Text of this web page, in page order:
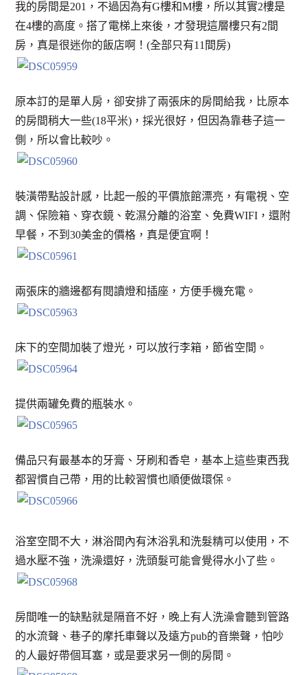
我的房間是201，不過因為有G樓和M樓，所以其實2樓是
在4樓的高度。搭了電梯上來後，才發現這層樓只有2間
房，真是很迷你的飯店啊！(全部只有11間房)
原本訂的是單人房，卻安排了兩張床的房間給我，比原本
的房間稍大一些(18平米)，採光很好，但因為靠巷子這一
側，所以會比較吵。
裝潢帶點設計感，比起一般的平價旅館漂亮，有電視、空
調、保險箱、穿衣鏡、乾濕分離的浴室、免費WIFI，還附
早餐，不到30美金的價格，真是便宜啊！
兩張床的牆邊都有閱讀燈和插座，方便手機充電。
床下的空間加裝了燈光，可以放行李箱，節省空間。
提供兩罐免費的瓶裝水。
備品只有最基本的牙膏、牙刷和香皂，基本上這些東西我
都習慣自己帶，用的比較習慣也順便做環保。
浴室空間不大，淋浴間內有沐浴乳和洗髮精可以使用，不
過水壓不強，洗澡還好，洗頭髮可能會覺得水小了些。
房間唯一的缺點就是隔音不好，晚上有人洗澡會聽到管路
的水流聲、巷子的摩托車聲以及遠方pub的音樂聲，怕吵
的人最好帶個耳塞，或是要求另一側的房間。